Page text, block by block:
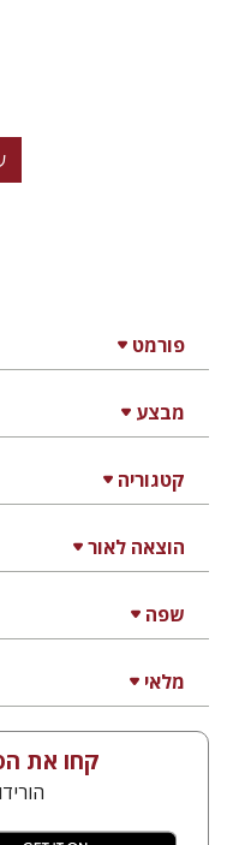
פורמט
מבצע
קטגוריה
הוצאה לאור
שפה
מלאי
קחו את